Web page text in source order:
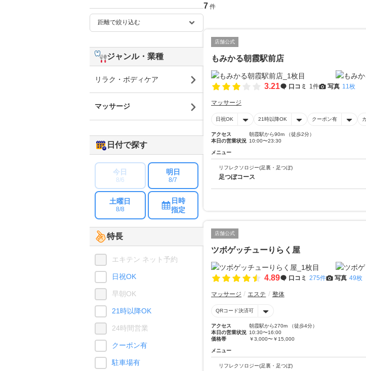
7 件
店舗公式
もみかる朝霞駅前店
3.21 口コミ 1件 写真 11枚
マッサージ
日祝OK 21時以降OK クーポン有
アクセス
朝霞駅から90m （徒歩2分）
本日の営業状況 10:00〜23:30
メニュー
リフレクソロジー(足裏・足つぼ)
足つぼコース
店舗公式
ツボゲッチューりらく屋
4.89 口コミ 275件 写真 49枚
マッサージ エステ 整体
QRコード決済可
アクセス
朝霞駅から270m （徒歩4分）
本日の営業状況 10:30〜16:00
価格帯
￥3,000〜￥15,000
メニュー
リフレクソロジー(足裏・足つぼ)
ジャンル・業種
リラク・ボディケア
マッサージ
日付で探す
今日
8/6
明日
8/7
土曜日
8/8
日時
指定
特長
エキテン ネット予約
日祝OK
早朝OK
21時以降OK
24時間営業
クーポン有
駐車場有